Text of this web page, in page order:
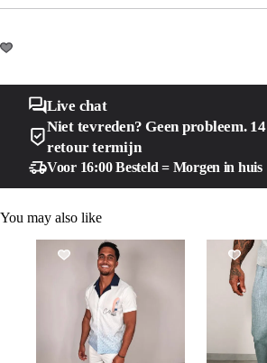
Live chat
Niet tevreden? Geen probleem.
retour termijn
Voor 16:00 Besteld = Morgen in huis
You may also like